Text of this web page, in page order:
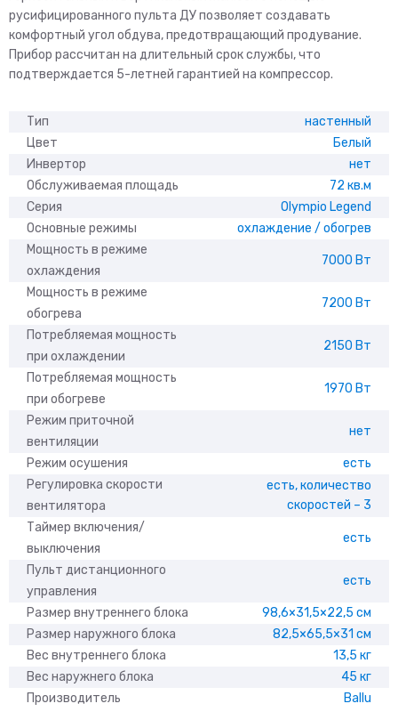
русифицированного пульта ДУ позволяет создавать
комфортный угол обдува, предотвращающий продувание.
Прибор рассчитан на длительный срок службы, что
подтверждается 5-летней гарантией на компрессор.
Тип
настенный
Цвет
Белый
Инвертор
нет
Обслуживаемая площадь
72 кв.м
Серия
Olympio Legend
Основные режимы
охлаждение / обогрев
Мощность в режиме
охлаждения
7000 Вт
Мощность в режиме
обогрева
7200 Вт
Потребляемая мощность
при охлаждении
2150 Вт
Потребляемая мощность
при обогреве
1970 Вт
Режим приточной
вентиляции
нет
Режим осушения
есть
Регулировка скорости
вентилятора
есть, количество
скоростей – 3
Таймер включения/
выключения
есть
Пульт дистанционного
управления
есть
Размер внутреннего блока
98,6×31,5×22,5 см
Размер наружного блока
82,5×65,5×31 см
Вес внутреннего блока
13,5 кг
Вес наружнего блока
45 кг
Производитель
Ballu